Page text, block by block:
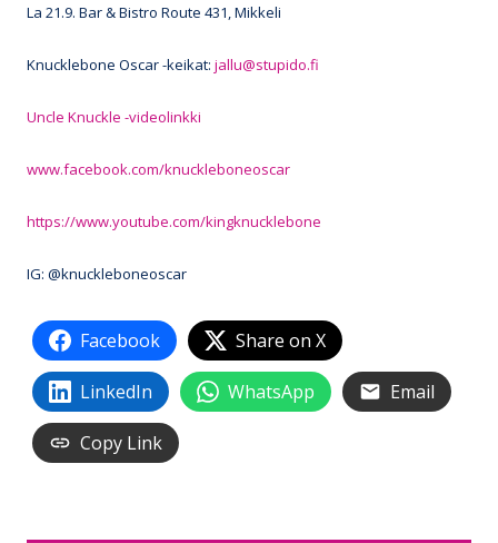
La 21.9. Bar & Bistro Route 431, Mikkeli
Knucklebone Oscar -keikat: jallu@stupido.fi
Uncle Knuckle -videolinkki
www.facebook.com/knuckleboneoscar
https://www.youtube.com/kingknucklebone
IG: @knuckleboneoscar
Facebook Share on X
LinkedIn WhatsApp Email
Copy Link